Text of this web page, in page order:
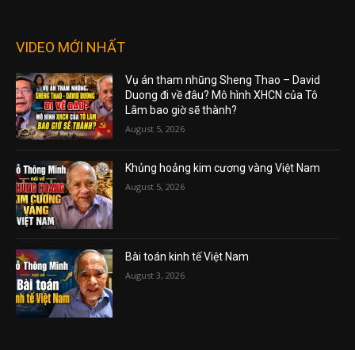
VIDEO MỚI NHẤT
Vụ án tham nhũng Sheng Thao – David
Duong đi về đâu? Mô hình XHCN của Tô
Lâm bao giờ sẽ thành?
August 5, 2026
Khủng hoảng kim cương vàng Việt Nam
August 5, 2026
Bài toán kinh tế Việt Nam
August 3, 2026